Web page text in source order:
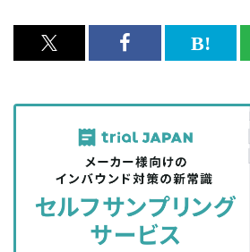
x<br>
記
を
シ
ェ
Facebook<br>
記
事
を
シ
ェ
は
な
ッ
ク
マ